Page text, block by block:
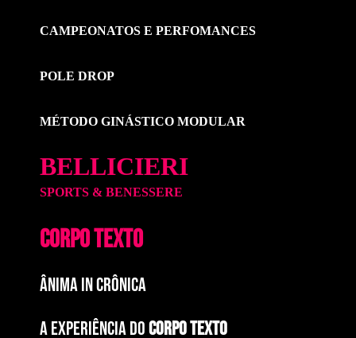
CAMPEONATOS E PERFOMANCES
POLE DROP
MÉTODO GINÁSTICO MODULAR
BELLICIERI
SPORTS & BENESSERE
CORPO TEXTO
ÂNIMA IN CRÔNICA
A EXPERIÊNCIA DOCORPO TEXTO